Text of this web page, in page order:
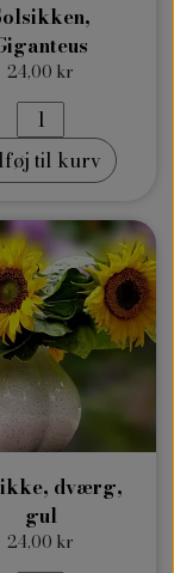
24,00 kr
til kurv
dværg,
gul
24,00 kr